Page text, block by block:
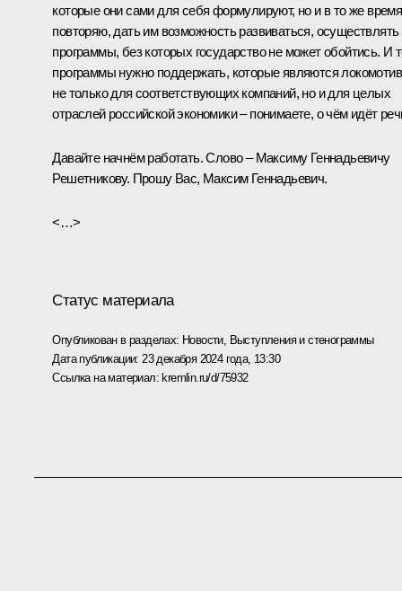
которые они сами для себя формулируют, но и в то же
повторяю, дать им возможность развиваться, осуществлять
программы, без которых государство не может обойтись. И
программы нужно поддержать, которые являются
не только для соответствующих компаний, но и для целых
отраслей российской экономики – понимаете, о чём идёт
Давайте начнём работать. Слово –Максиму Геннадьевичу
Решетникову. Прошу Вас, Максим Геннадьевич.
<…>
Статус материала
Опубликован в разделах: Новости, Выступления и стенограммы
Дата публикации: 23 декабря 2024 года, 13:30
Ссылка на материал: kremlin.ru/d/75932